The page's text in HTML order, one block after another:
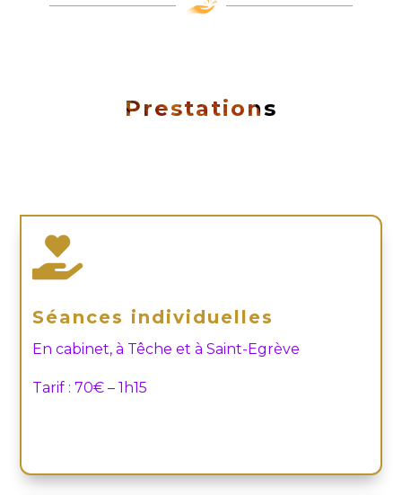
Prestations

Séances individuelles
En cabinet, à Têche et à Saint-Egrève
Tarif : 70€ – 1h15